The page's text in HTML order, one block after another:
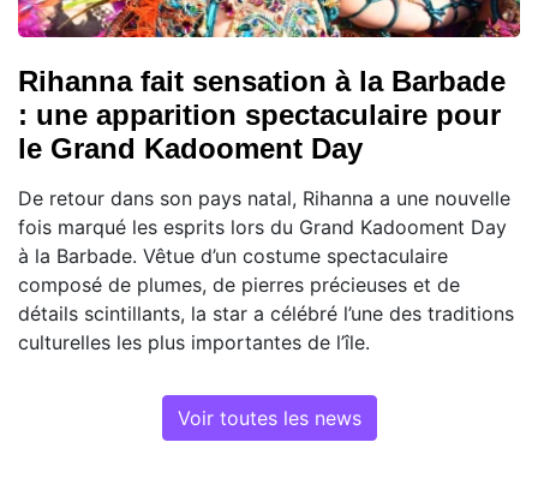
Rihanna fait sensation à la Barbade
: une apparition spectaculaire pour
le Grand Kadooment Day
De retour dans son pays natal, Rihanna a une nouvelle
fois marqué les esprits lors du Grand Kadooment Day
à la Barbade. Vêtue d’un costume spectaculaire
composé de plumes, de pierres précieuses et de
détails scintillants, la star a célébré l’une des traditions
culturelles les plus importantes de l’île.
Voir toutes les news